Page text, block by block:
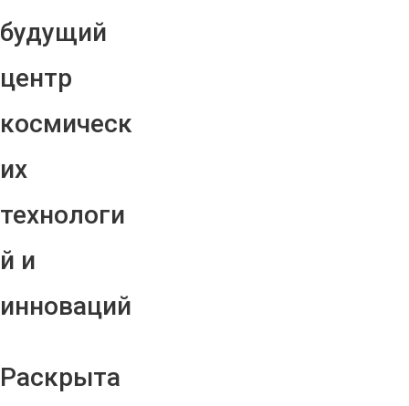
будущий
центр
космическ
их
технологи
й и
инноваций
Раскрыта